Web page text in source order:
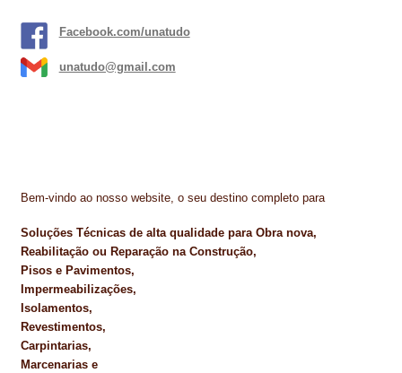
Facebook.com/unatudo
unatudo@gmail.com
Bem-vindo ao nosso website, o seu destino completo para
Soluções Técnicas de alta qualidade para Obra nova,
Reabilitação ou Reparação na Construção,
Pisos e Pavimentos,
Impermeabilizações,
Isolamentos,
Revestimentos,
Carpintarias,
Marcenarias e